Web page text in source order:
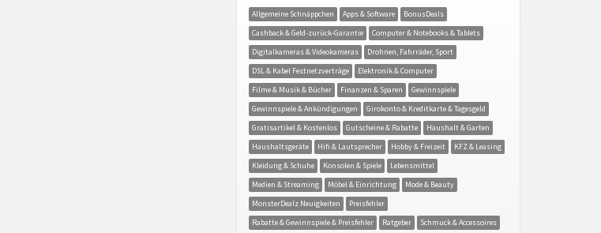
Allgemeine Schnäppchen Apps & Software
BonusDeals
Cashback & Geld-zurück-Garantie
Computer & Notebooks & Tablets
Digitalkameras & Videokameras
Drohnen, Fahrräder, Sport
DSL & Kabel Festnetzverträge
Elektronik & Computer
Filme & Musik & Bücher
Finanzen & Sparen
Gewinnspiele
Gewinnspiele & Ankündigungen
Girokonto & Kreditkarte & Tagesgeld
Gratisartikel & Kostenlos
Gutscheine & Rabatte
Haushalt & Garten
Haushaltsgeräte
Hifi & Lautsprecher Hobby & Freizeit
KFZ & Leasing
Kleidung & Schuhe
Konsolen & Spiele
Lebensmittel
Medien & Streaming
Möbel & Einrichtung
Mode & Beauty
MonsterDealz Neuigkeiten
Preisfehler
Rabatte & Gewinnspiele & Preisfehler
Ratgeber
Schmuck & Accessoires